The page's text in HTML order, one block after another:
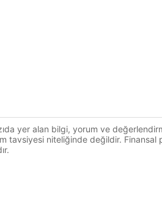
yer alan bilgi, yorum ve
tavsiyesi niteliğinde değildir. Finansal